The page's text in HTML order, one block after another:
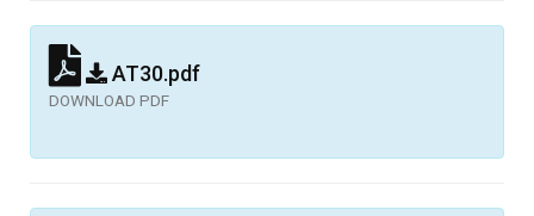
AT30.pdf
DOWNLOAD PDF